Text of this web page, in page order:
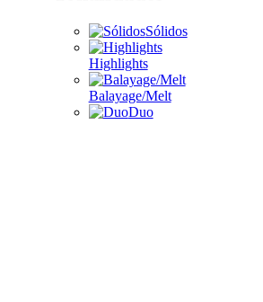
Sólidos
Highlights
Balayage/Melt
Duo